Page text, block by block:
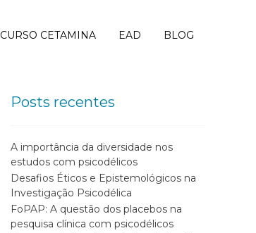
CURSO CETAMINA EAD BLOG
Posts recentes
A importância da diversidade nos
estudos com psicodélicos
Desafios Éticos e Epistemológicos na
Investigação Psicodélica
FoPAP: A questão dos placebos na
pesquisa clínica com psicodélicos